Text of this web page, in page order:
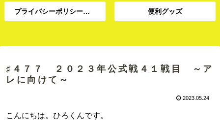
プライバシーポリシー、免責事項 便利グッズ
♯４７７ ２０２３年公式戦４１戦目 ～ア
レに向けて～
2023.05.24
こんにちは。ひろくんです。